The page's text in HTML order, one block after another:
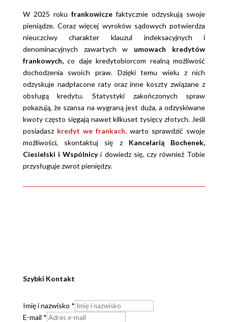
W 2025 roku frankowiczefaktycznie odzyskują swoje
pieniądze. Coraz więcej wyroków sądowych potwierdza
nieuczciwy charakter klauzul indeksacyjnych i
denominacyjnych zawartych w umowach kredytów
frankowych,co daje kredytobiorcom realną możliwość
dochodzenia swoich praw. Dzięki temu wielu z nich
odzyskuje nadpłacone raty oraz inne koszty związane z
obsługą kredytu. Statystyki zakończonych spraw
pokazują, że szansa na wygraną jest duża, a odzyskiwane
kwoty często sięgają nawet kilkuset tysięcy złotych. Jeśli
posiadasz kredyt we frankach, warto sprawdzić swoje
możliwości, skontaktuj się z Kancelarią Bochenek,
Ciesielski i Wspólnicyi dowiedz się, czy również Tobie
przysługuje zwrot pieniędzy.
Szybki Kontakt
Imię i nazwisko *
E-mail *